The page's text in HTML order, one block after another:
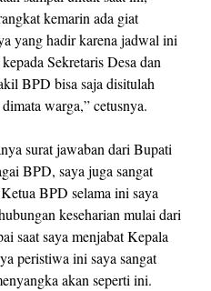
kemarin ada giat
yang hadir karena jadwal ini
Sekretaris Desa dan
BPD bisa saja disitulah
warga,” cetusnya.
surat jawaban dari Bupati
BPD, saya juga sangat
BPD selama ini saya
keseharian mulai dari
saat saya menjabat Kepala
peristiwa ini saya sangat
akan seperti ini.